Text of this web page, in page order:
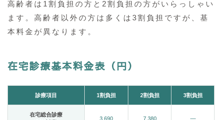
高齢者は1割負担の方と2割負担の方がいらっしゃい
ます。高齢者以外の方は多くは3割負担ですが、基
本料金が異なります。
在宅診療基本料金表（円）
診療項目 1割負担 2割負担 3割負担
在宅総合診療
3,690 7,380 —